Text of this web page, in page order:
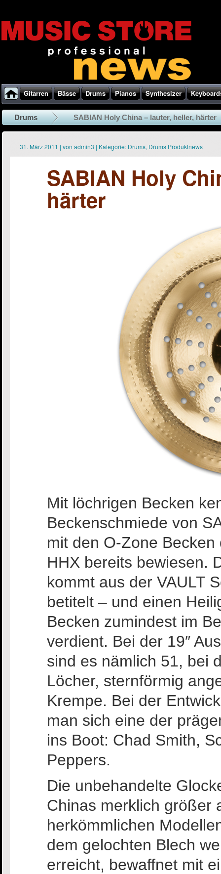
Gitarren Bässe Drums Pianos Synthesizer
Drums SABIAN Holy China – lauter, heller, härter
31. März 2011 | von admin3 | Kategorie: Drums, Drums Produktnews
SABIAN Holy
härter
Mit löchrigen Becken
Beckenschmiede von
mit den O-Zone
HHX bereits bewiesen.
kommt aus der VAULT
betitelt – und einen
Becken zumindest im
verdient. Bei der 19″
sind es nämlich 51, bei
Löcher, sternförmig
Krempe. Bei der
man sich eine der
ins Boot: Chad Smith,
Peppers.
Die unbehandelte
Chinas merklich größer
herkömmlichen
dem gelochten Blech
erreicht, bewaffnet mit